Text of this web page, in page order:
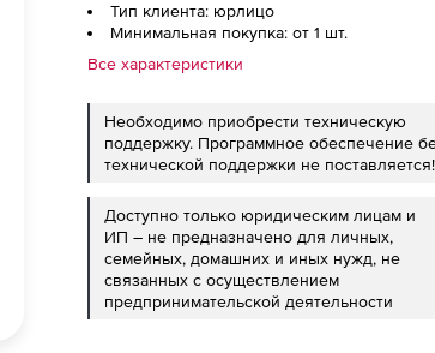
Тип клиента: юрлицо
Минимальная покупка: от 1 шт.
Все характеристики
Необходимо приобрести техническую
поддержку. Программное обеспечение
технической поддержки не поставляется!
Доступно только юридическим лицам и
ИП – не предназначено для личных,
семейных, домашних и иных нужд, не
связанных с осуществлением
предпринимательской деятельности